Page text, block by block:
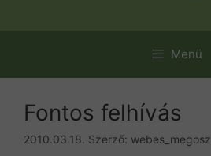
Menü
Fontos felhívás
2010.03.18. Szerző: webes_megosz